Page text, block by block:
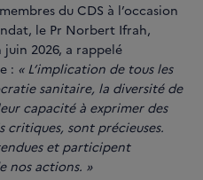
du CDS à l’occasion
le Pr Norbert Ifrah,
juin 2026, a rappelé
: « L’implication de tous les
sanitaire, la diversité de
capacité à exprimer des
critiques, sont précieuses.
et participent
nos actions. »